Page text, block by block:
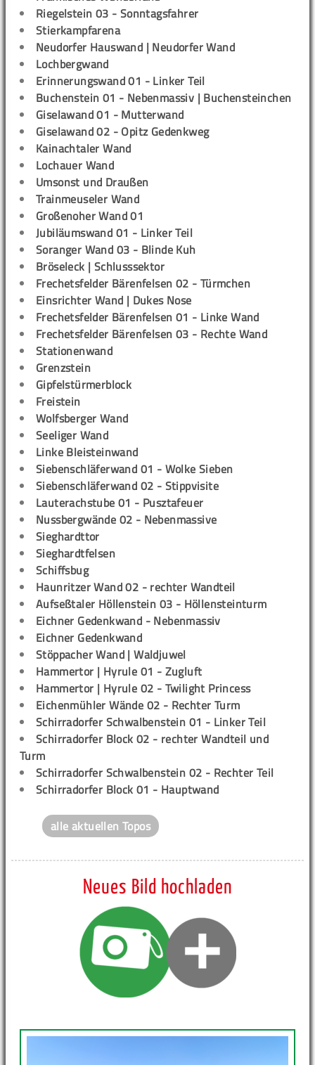
Riegelstein 03 - Sonntagsfahrer
Stierkampfarena
Neudorfer Hauswand | Neudorfer Wand
Lochbergwand
Erinnerungswand 01 - Linker Teil
Buchenstein 01 - Nebenmassiv | Buchensteinchen
Giselawand 01 - Mutterwand
Giselawand 02 - Opitz Gedenkweg
Kainachtaler Wand
Lochauer Wand
Umsonst und Draußen
Trainmeuseler Wand
Großenoher Wand 01
Jubiläumswand 01 - Linker Teil
Soranger Wand 03 - Blinde Kuh
Bröseleck | Schlusssektor
Frechetsfelder Bärenfelsen 02 - Türmchen
Einsrichter Wand | Dukes Nose
Frechetsfelder Bärenfelsen 01 - Linke Wand
Frechetsfelder Bärenfelsen 03 - Rechte Wand
Stationenwand
Grenzstein
Gipfelstürmerblock
Freistein
Wolfsberger Wand
Seeliger Wand
Linke Bleisteinwand
Siebenschläferwand 01 - Wolke Sieben
Siebenschläferwand 02 - Stippvisite
Lauterachstube 01 - Pusztafeuer
Nussbergwände 02 - Nebenmassive
Sieghardttor
Sieghardtfelsen
Schiffsbug
Haunritzer Wand 02 - rechter Wandteil
Aufseßtaler Höllenstein 03 - Höllensteinturm
Eichner Gedenkwand - Nebenmassiv
Eichner Gedenkwand
Stöppacher Wand | Waldjuwel
Hammertor | Hyrule 01 - Zugluft
Hammertor | Hyrule 02 - Twilight Princess
Eichenmühler Wände 02 - Rechter Turm
Schirradorfer Schwalbenstein 01 - Linker Teil
Schirradorfer Block 02 - rechter Wandteil und
Turm
Schirradorfer Schwalbenstein 02 - Rechter Teil
Schirradorfer Block 01 - Hauptwand
alle aktuellen Topos
Neues Bild hochladen